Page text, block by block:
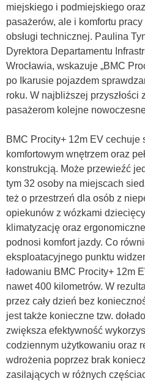
miejskiego i podmiejskiego
pasażerów, ale i komfortu
obsługi technicznej. Paulina
Dyrektora Departamentu
Wrocławia, wskazuje „BMC
po Ikarusie pojazdem
roku. W najbliższej przyszłości
pasażerom kolejne
BMC Procity+ 12m EV cechuje
komfortowym wnętrzem oraz
konstrukcją. Może przewieźć
tym 32 osoby na miejscach
też o przestrzeń dla osób z
opiekunów z wózkami
klimatyzację oraz
podnosi komfort jazdy. Co
eksploatacyjnego punktu
ładowaniu BMC Procity+ 12m
nawet 400 kilometrów. W
przez cały dzień bez
jest także konieczne tzw.
zwiększa efektywność
codziennym użytkowaniu oraz
wdrożenia poprzez brak
zasilających w różnych